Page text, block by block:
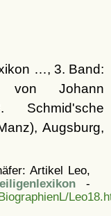
…, 3. Band:
von Johann
Schmid'sche
Augsburg,
Artikel Leo,
-